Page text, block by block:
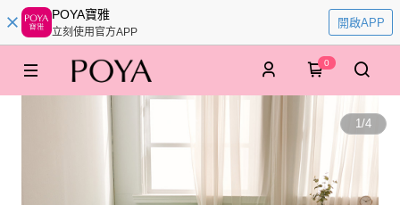
POYA寶雅
立刻使用官方APP
開啟APP
0
1/4